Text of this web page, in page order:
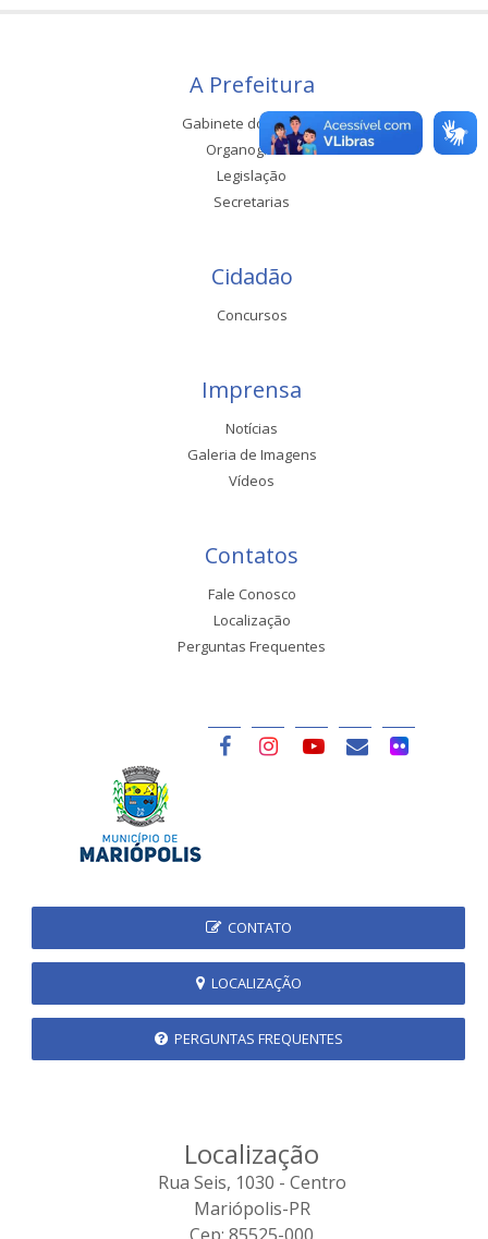
A Prefeitura
Gabinete do Prefeito
Organograma
Legislação
Secretarias
Cidadão
Concursos
Imprensa
Notícias
Galeria de Imagens
Vídeos
Contatos
Fale Conosco
Localização
Perguntas Frequentes
CONTATO
LOCALIZAÇÃO
PERGUNTAS FREQUENTES
Localização
Rua Seis, 1030 - Centro
Mariópolis-PR
Cep: 85525-000